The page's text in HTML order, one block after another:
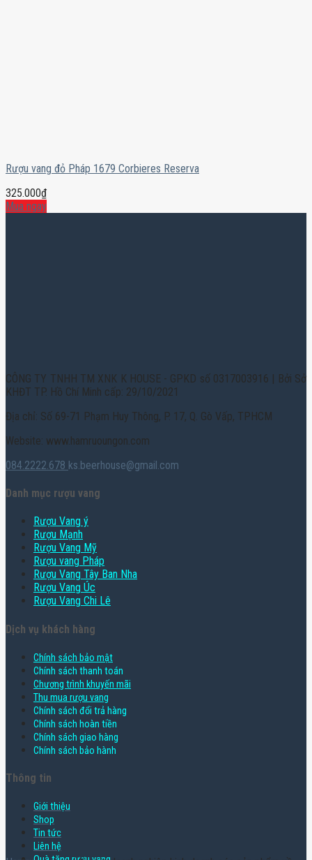
Rượu vang đỏ Pháp 1679 Corbieres Reserva
325.000₫
Mua ngay
CÔNG TY TNHH TM XNK K HOUSE - GPKD số 0317003916 | Bởi Sở
KHĐT TP. Hồ Chí Minh cấp: 29/10/2021
Địa chỉ: Số 69-71 Phạm Huy Thông, P. 17, Q. Gò Vấp, TPHCM
Website: www.hamruoungon.com
084.2222.678 ks.beerhouse@gmail.com
Danh mục rượu vang
Rượu Vang ý
Rượu Mạnh
Rượu Vang Mỹ
Rượu vang Pháp
Rượu Vang Tây Ban Nha
Rượu Vang Úc
Rượu Vang Chi Lê
Dịch vụ khách hàng
Chính sách bảo mật
Chính sách thanh toán
Chương trình khuyến mãi
Thu mua rượu vang
Chính sách đổi trả hàng
Chính sách hoàn tiền
Chính sách giao hàng
Chính sách bảo hành
Thông tin
Giới thiệu
Shop
Tin tức
Liên hệ